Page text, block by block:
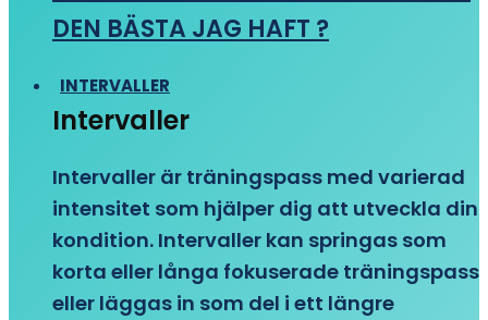
DEN BÄSTA JAG HAFT ?
INTERVALLER
Intervaller
Intervaller är träningspass med varierad
intensitet som hjälper dig att utveckla din
kondition. Intervaller kan springas som
korta eller långa fokuserade träningspass
eller läggas in som del i ett längre